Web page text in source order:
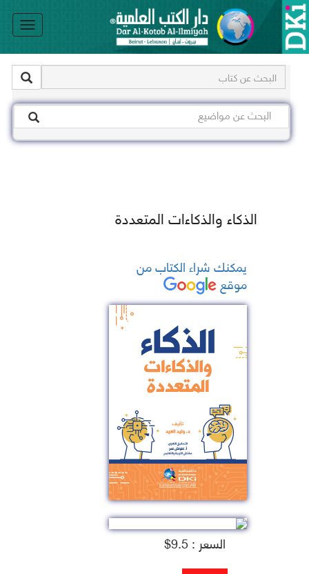
الذكاء والذكاءات المتعددة
يمكنك شراء الكتاب من
موقع
السعر : 9.5$